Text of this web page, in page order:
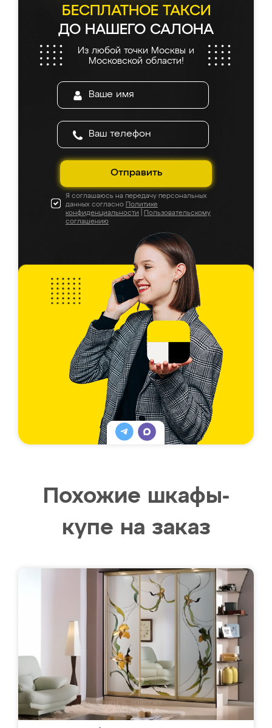
БЕСПЛАТНОЕ ТАКСИ
ДО НАШЕГО САЛОНА
Из любой точки Москвы и
Московской области!
Отправить
Я соглашаюсь на передачу персональных
данных согласно Политике
конфиденциальности
Пользовательскому
соглашению
Похожие шкафы-
купе на заказ